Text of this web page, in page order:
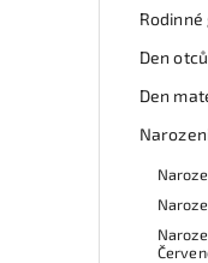
Rodinné
Den
Den